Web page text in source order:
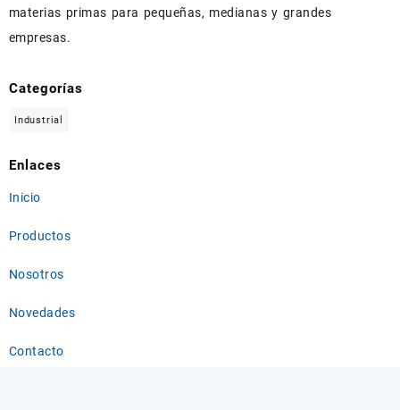
materias primas para pequeñas, medianas y grandes
empresas.
Categorías
Industrial
Enlaces
Inicio
Productos
Nosotros
Novedades
Contacto